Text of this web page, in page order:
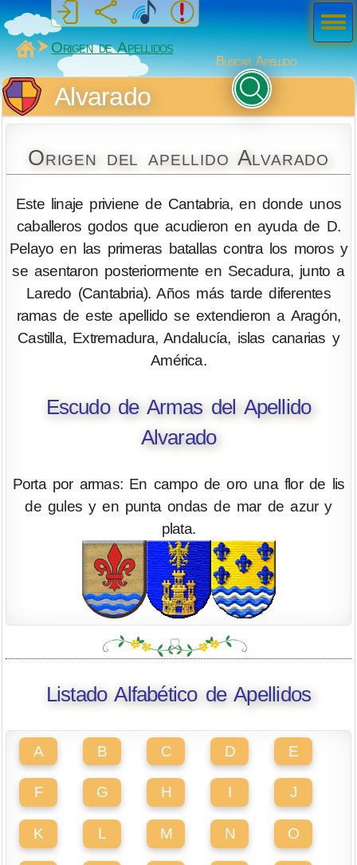
MiSabueso
Origen de Apellidos
Buscar Apellido
Alvarado
Origen del apellido Alvarado
Este linaje priviene de Cantabria, en donde unos
caballeros godos que acudieron en ayuda de D.
Pelayo en las primeras batallas contra los moros y
se asentaron posteriormente en Secadura, junto a
Laredo (Cantabria). Años más tarde diferentes
ramas de este apellido se extendieron a Aragón,
Castilla, Extremadura, Andalucía, islas canarias y
América.
Escudo de Armas del Apellido
Alvarado
Porta por armas: En campo de oro una flor de lis
de gules y en punta ondas de mar de azur y
plata.
Listado Alfabético de Apellidos
A B C D E
F G H I J
K L M N O
Men
ú